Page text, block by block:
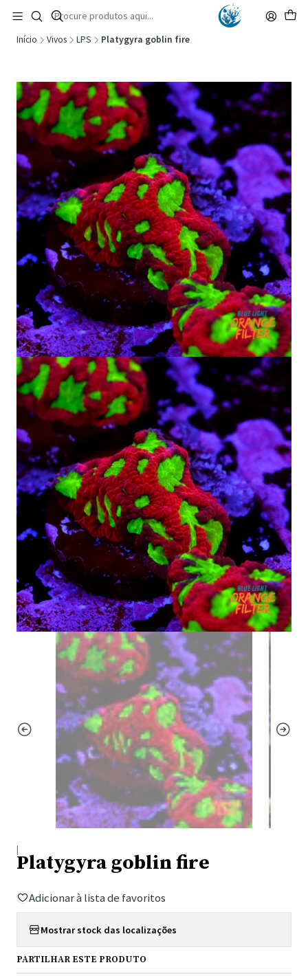
🚚 Portugal Continental: Portes Grátis desde 149,90€ (Envio extresso: 14,90€)
Ler mais
Início Vivos LPS Platygyra goblin fire
|
Platygyra goblin fire
Adicionar à lista de favoritos
Mostrar stock das localizações
PARTILHAR ESTE PRODUTO